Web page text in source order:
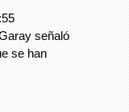
señaló
se han